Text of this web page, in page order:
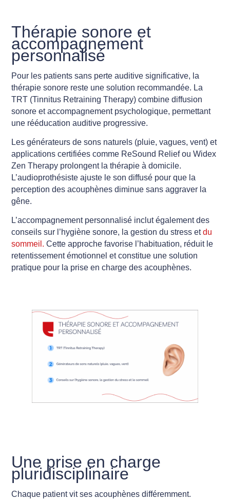
Thérapie sonore et
accompagnement
personnalisé
Pour les patients sans perte auditive significative, la
thérapie sonore reste une solution recommandée. La
TRT (Tinnitus Retraining Therapy) combine diffusion
sonore et accompagnement psychologique, permettant
une rééducation auditive progressive.
Les générateurs de sons naturels (pluie, vagues, vent) et
applications certifiées comme ReSound Relief ou Widex
Zen Therapy prolongent la thérapie à domicile.
L’audioprothésiste ajuste le son diffusé pour que la
perception des acouphènes diminue sans aggraver la
gêne.
L’accompagnement personnalisé inclut également des
conseils sur l’hygiène sonore, la gestion du stress etdu
sommeil. Cette approche favorise l’habituation, réduit le
retentissement émotionnel et constitue une solution
pratique pour la prise en charge des acouphènes.
Une prise en charge
pluridisciplinaire
Chaque patient vit ses acouphènes différemment.